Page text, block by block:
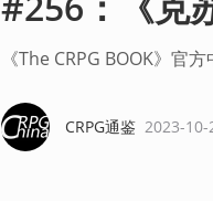
《The CRPG BOOK》官
CRPG通鉴 2023-10-